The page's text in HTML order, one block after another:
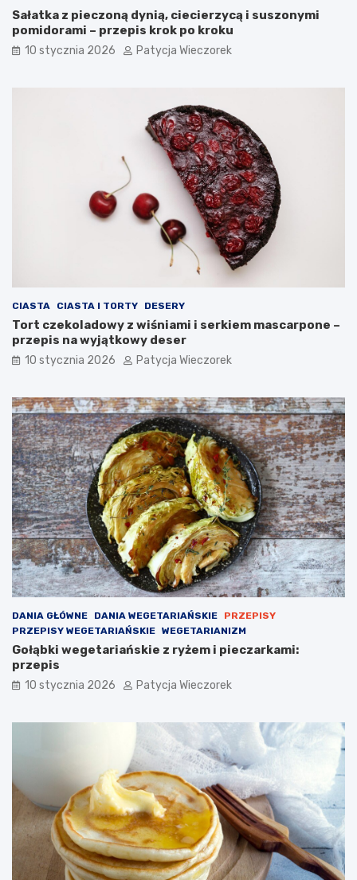
Sałatka z pieczoną dynią, ciecierzycą i suszonymi
pomidorami – przepis krok po kroku
10 stycznia 2026 Patycja Wieczorek
CIASTA CIASTA I TORTY DESERY
Tort czekoladowy z wiśniami i serkiem mascarpone –
przepis na wyjątkowy deser
10 stycznia 2026 Patycja Wieczorek
DANIA GŁÓWNE DANIA WEGETARIAŃSKIE
PRZEPISY
PRZEPISY WEGETARIAŃSKIE WEGETARIANIZM
Gołąbki wegetariańskie z ryżem i pieczarkami:
przepis
10 stycznia 2026 Patycja Wieczorek